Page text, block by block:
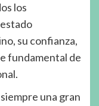
los
su confianza,
fundamental de
una gran